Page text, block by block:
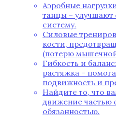
Аэробные
танцы – улучшают
систему.
Силовые
кости,
(потерю
Гибкость и
растяжка –
подвижность и
Найдите то, что
движение частью
обязанностью.